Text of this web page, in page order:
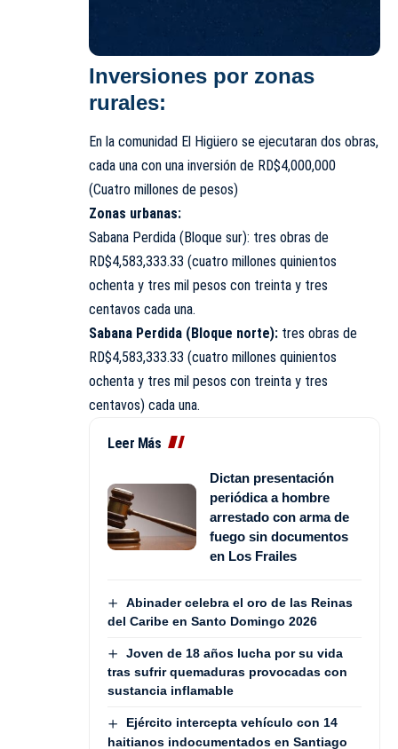
Inversiones por zonas
rurales:
En la comunidad El Higüero se ejecutaran dos obras,
cada una con una inversión de RD$4,000,000
(Cuatro millones de pesos)
Zonas urbanas:
Sabana Perdida (Bloque sur): tres obras de
RD$4,583,333.33 (cuatro millones quinientos
ochenta y tres mil pesos con treinta y tres
centavos cada una.
Sabana Perdida (Bloque norte): tres obras de
RD$4,583,333.33 (cuatro millones quinientos
ochenta y tres mil pesos con treinta y tres
centavos) cada una.
Leer Más
Dictan presentación
periódica a hombre
arrestado con arma de
fuego sin documentos
en Los Frailes
Abinader celebra el oro de las Reinas
del Caribe en Santo Domingo 2026
Joven de 18 años lucha por su vida
tras sufrir quemaduras provocadas con
sustancia inflamable
Ejército intercepta vehículo con 14
haitianos indocumentados en Santiago